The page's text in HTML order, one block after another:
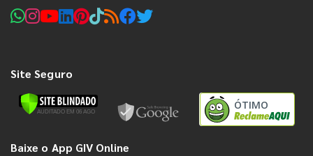
Site Seguro
ÓTIMO
Baixe o App GIV Online